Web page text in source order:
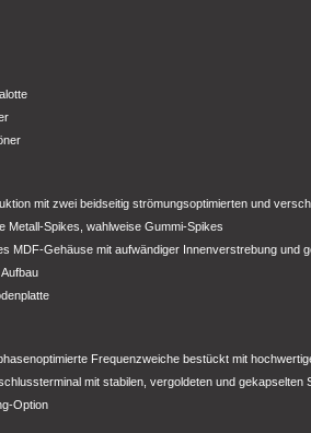
mit zwei beidseitig strömungsoptimierten und
Metall-Spikes, wahlweise Gummi-Spikes
MDF-Gehäuse mit aufwändiger Innenverstrebung und
Frequenzweiche bestückt mit
mit stabilen, vergoldeten und gekapselten
Option